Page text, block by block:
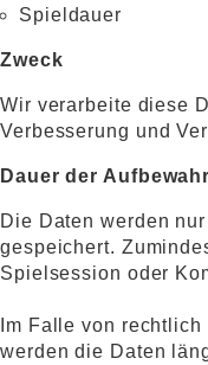
Spieldauer
Zweck
Wir verarbeite diese
Verbesserung und
Dauer der
Die Daten werden
gespeichert.
Spielsession oder
Im Falle von
werden die Daten